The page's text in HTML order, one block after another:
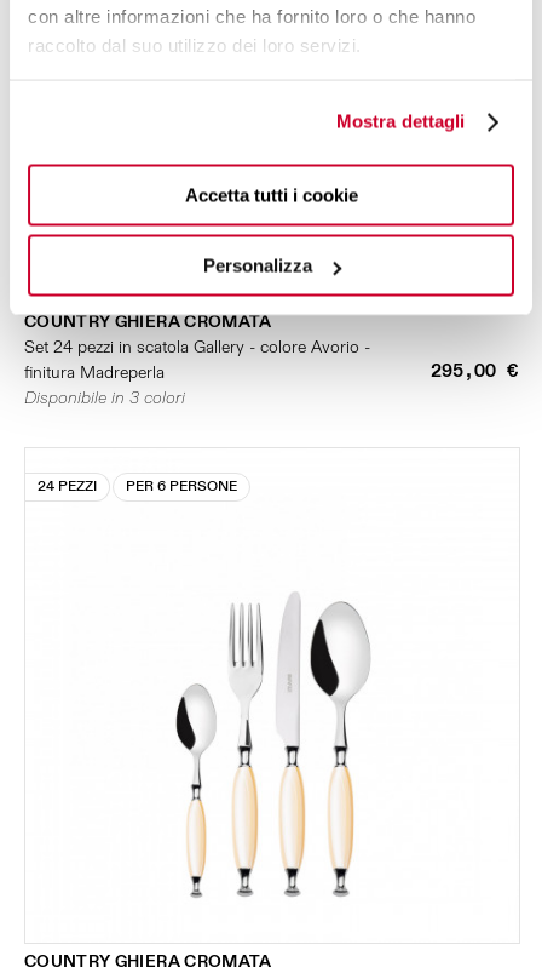
con altre informazioni che ha fornito loro o che hanno
raccolto dal suo utilizzo dei loro servizi.
Mostra dettagli
Accetta tutti i cookie
Personalizza
COUNTRY GHIERA CROMATA
Set 24 pezzi in scatola Gallery - colore Avorio -
finitura Madreperla
295,00 €
Disponibile in 3 colori
24 PEZZI PER 6 PERSONE
COUNTRY GHIERA CROMATA